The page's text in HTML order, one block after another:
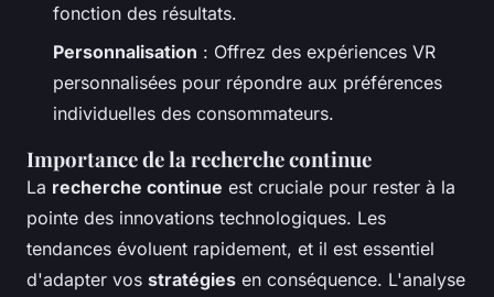
fonction des résultats.
Personnalisation : Offrez des expériences VR
personnalisées pour répondre aux préférences
individuelles des consommateurs.
Importance de la recherche continue
La recherche continue est cruciale pour rester à la
pointe des innovations technologiques. Les
tendances évoluent rapidement, et il est essentiel
d'adapter vos stratégies en conséquence. L'analyse